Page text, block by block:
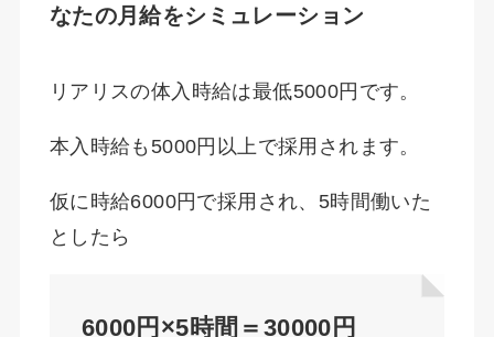
なたの月給をシミュレーション
リアリスの体入時給は最低5000円です。
本入時給も5000円以上で採用されます。
仮に時給6000円で採用され、5時間働いた
としたら
6000円×5時間＝30000円